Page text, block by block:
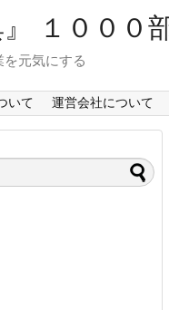
』 １００
元気にする
いて 運営会社について